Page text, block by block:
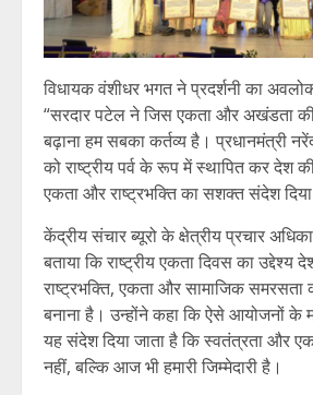
विधायक वंशीधर भगत ने प्रदर्शनी का
“सरदार पटेल ने जिस एकता और अखंडता
बढ़ाना हम सबका कर्तव्य है। प्रधानमंत्री
को राष्ट्रीय पर्व के रूप में स्थापित कर देश की
एकता और राष्ट्रभक्ति का सशक्त संदेश
केंद्रीय संचार ब्यूरो के क्षेत्रीय प्रचार
बताया कि राष्ट्रीय एकता दिवस का उद्देश्य
राष्ट्रभक्ति, एकता और सामाजिक समरसता
बनाना है। उन्होंने कहा कि ऐसे आयोजनों के
यह संदेश दिया जाता है कि स्वतंत्रता और
नहीं, बल्कि आज भी हमारी जिम्मेदारी है।